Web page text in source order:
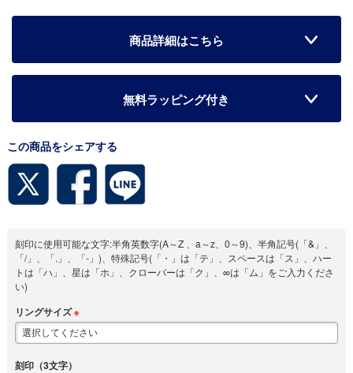
商品詳細はこちら
無料ラッピング付き
この商品をシェアする
刻印に使用可能な文字:半角英数字(A～Z 、a～z、0～9)、半角記号(「&」、
「/」、「.」、「-」)、特殊記号(「・」は「テ」、スペースは「ス」、ハー
トは「ハ」、星は「ホ」、クローバーは「ク」、∞は「ム」をご入力くださ
い)
リングサイズ※
刻印（3文字）